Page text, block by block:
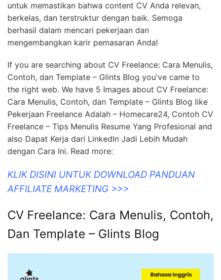
untuk memastikan bahwa content CV Anda relevan,
berkelas, dan terstruktur dengan baik. Semoga
berhasil dalam mencari pekerjaan dan
mengembangkan karir pemasaran Anda!
If you are searching about CV Freelance: Cara Menulis,
Contoh, dan Template – Glints Blog you've came to
the right web. We have 5 Images about CV Freelance:
Cara Menulis, Contoh, dan Template – Glints Blog like
Pekerjaan Freelance Adalah – Homecare24, Contoh CV
Freelance – Tips Menulis Resume Yang Profesional and
also Dapat Kerja dari LinkedIn Jadi Lebih Mudah
dengan Cara Ini. Read more:
KLIK DISINI UNTUK DOWNLOAD PANDUAN
AFFILIATE MARKETING >>>
CV Freelance: Cara Menulis, Contoh,
Dan Template – Glints Blog